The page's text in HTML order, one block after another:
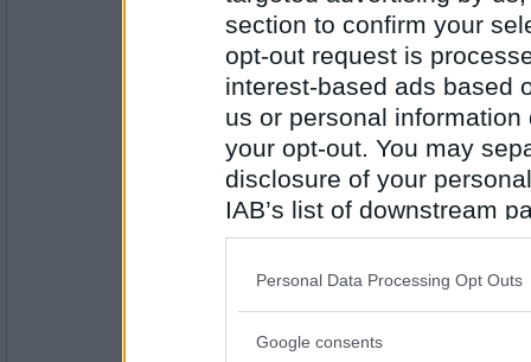
section to confirm your
opt-out request is
interest-based ads based
us or personal
your opt-out. You may
disclosure of your
IAB’s list of downstream
also be disclosed by us
Downstream Participants
Please note that this
Personal Data Processing Opt Outs
Google consents
- Ej medlem längre
Antal inlägg:
En mysig hemmakväll går du helst klädd i?
Att äta munkar med socker utan att slicka
olausdotter